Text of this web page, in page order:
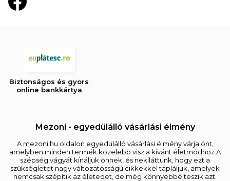
Biztonságos és gyors
online bankkártya
Mezoni - egyedülálló vásárlási élmény
A mezoni.hu oldalon egyedülálló vásárlási élmény várja önt,
amelyben minden termék közelebb visz a kívánt életmódhoz.A
szépség vágyát kínáljuk önnek, és nekiláttunk, hogy ezt a
szükségletet nagy változatosságú cikkekkel tápláljuk, amelyek
nemcsak szépítik az életedet, de még könnyebbé teszik azt.